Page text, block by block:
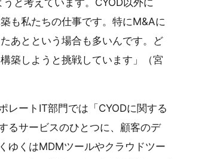
も私たちの仕事です。特にM&Aに
あとという場合も多いんです。ど
築しようと挑戦しています」（宮
レートIT部門では「CYODに関する
るサービスのひとつに、顧客のデ
ゆくはMDMツールやクラウドツー